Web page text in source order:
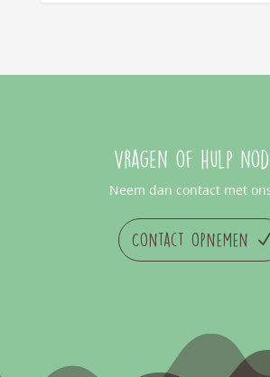
Vragen of hulp
Neem dan contact met
Contact opnemen